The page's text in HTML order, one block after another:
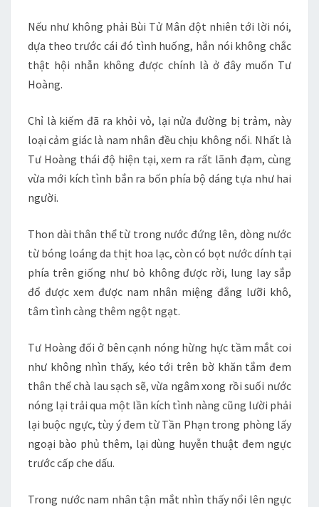
Nếu như không phải Bùi Tử Mân đột nhiên tới lời nói,
dựa theo trước cái đó tình huống, hắn nói không chắc
thật hội nhẫn không được chính là ở đây muốn Tư
Hoàng.
Chỉ là kiếm đã ra khỏi vỏ, lại nửa đường bị trảm, này
loại cảm giác là nam nhân đều chịu không nổi. Nhất là
Tư Hoàng thái độ hiện tại, xem ra rất lãnh đạm, cùng
vừa mới kích tình bắn ra bốn phía bộ dáng tựa như hai
người.
Thon dài thân thể từ trong nước đứng lên, dòng nước
từ bóng loáng da thịt hoa lạc, còn có bọt nước dính tại
phía trên giống như bỏ không được rời, lung lay sắp
đổ được xem được nam nhân miệng đắng lưỡi khô,
tâm tình càng thêm ngột ngạt.
Tư Hoàng đối ở bên cạnh nóng hừng hực tầm mắt coi
như không nhìn thấy, kéo tới trên bờ khăn tắm đem
thân thể chà lau sạch sẽ, vừa ngâm xong rồi suối nước
nóng lại trải qua một lần kích tình nàng cũng lười phải
lại buộc ngực, tùy ý đem từ Tần Phạn trong phòng lấy
ngoại bào phủ thêm, lại dùng huyễn thuật đem ngực
trước cấp che dấu.
Trong nước nam nhân tận mắt nhìn thấy nổi lên ngực